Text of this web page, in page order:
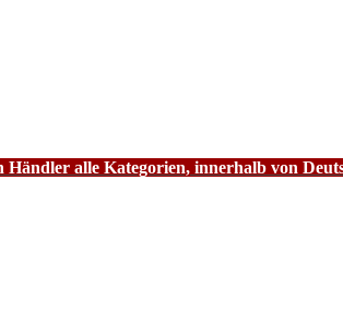
alle Kategorien, innerhalb von